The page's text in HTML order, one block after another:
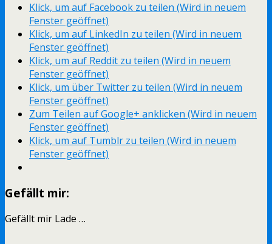
Klick, um auf Facebook zu teilen (Wird in neuem
Fenster geöffnet)
Klick, um auf LinkedIn zu teilen (Wird in neuem
Fenster geöffnet)
Klick, um auf Reddit zu teilen (Wird in neuem
Fenster geöffnet)
Klick, um über Twitter zu teilen (Wird in neuem
Fenster geöffnet)
Zum Teilen auf Google+ anklicken (Wird in neuem
Fenster geöffnet)
Klick, um auf Tumblr zu teilen (Wird in neuem
Fenster geöffnet)
Gefällt mir:
Gefällt mir Lade …